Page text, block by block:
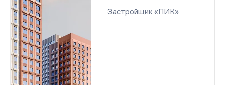
Застройщик «ПИК»